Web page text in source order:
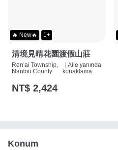
🔥 New🔥 1+
清境見晴花園渡假山莊
Ren’ai Township,
Nantou County
Aile yanında
konaklama
NT$ 2,424
Konum